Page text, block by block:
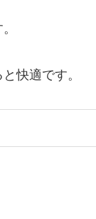
快適です。